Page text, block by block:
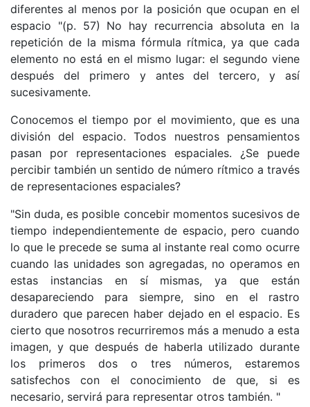
diferentes al menos por la posición que ocupan en el
espacio "(p. 57) No hay recurrencia absoluta en la
repetición de la misma fórmula rítmica, ya que cada
elemento no está en el mismo lugar: el segundo viene
después del primero y antes del tercero, y así
sucesivamente.
Conocemos el tiempo por el movimiento, que es una
división del espacio. Todos nuestros pensamientos
pasan por representaciones espaciales. ¿Se puede
percibir también un sentido de número rítmico a través
de representaciones espaciales?
"Sin duda, es posible concebir momentos sucesivos de
tiempo independientemente de espacio, pero cuando
lo que le precede se suma al instante real como ocurre
cuando las unidades son agregadas, no operamos en
estas instancias en sí mismas, ya que están
desapareciendo para siempre, sino en el rastro
duradero que parecen haber dejado en el espacio. Es
cierto que nosotros recurriremos más a menudo a esta
imagen, y que después de haberla utilizado durante
los primeros dos o tres números, estaremos
satisfechos con el conocimiento de que, si es
necesario, servirá para representar otros también. "